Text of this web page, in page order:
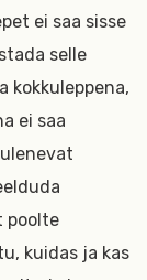
ei saa sisse
selle
kokkuleppena,
ei saa
poolte
kuidas ja kas